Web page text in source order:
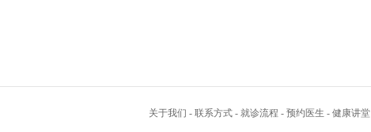
关于我们 - 联系方式 - 就诊流程 - 预约医生 - 健康讲堂